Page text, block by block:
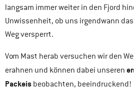
langsam immer weiter in den Fjord
Unwissenheit, ob uns irgendwann
Weg versperrt.
Vom Mast herab versuchen wir den
erahnen und können dabei unseren
Packeis beobachten, beeindruckend!